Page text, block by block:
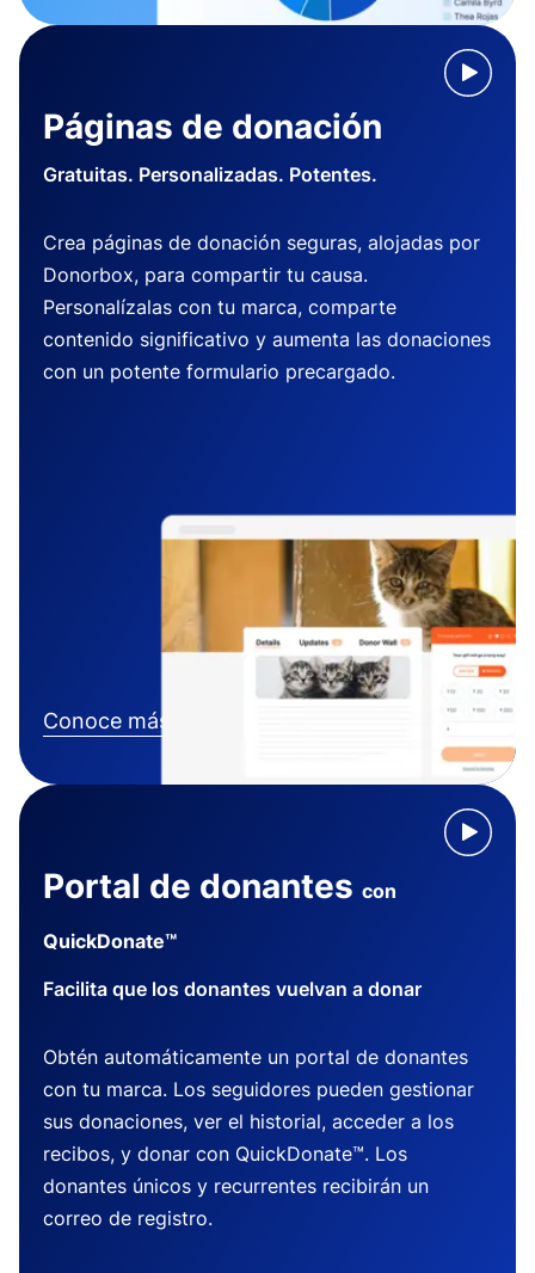
Páginas de donación
Gratuitas. Personalizadas. Potentes.
Crea páginas de donación seguras, alojadas por
Donorbox, para compartir tu causa.
Personalízalas con tu marca, comparte
contenido significativo y aumenta las donaciones
con un potente formulario precargado.
Conoce más
Portal de donantes con
QuickDonate™
Facilita que los donantes vuelvan a donar
Obtén automáticamente un portal de donantes
con tu marca. Los seguidores pueden gestionar
sus donaciones, ver el historial, acceder a los
recibos, y donar con QuickDonate™. Los
donantes únicos y recurrentes recibirán un
correo de registro.